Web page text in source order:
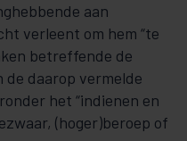
aan
verleent om hem “te
betreffende de
de daarop vermelde
het “indienen en
(hoger)beroep of